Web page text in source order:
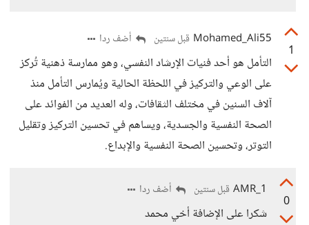
1
Mohamed_Ali55 قبل سنتين أضف ردا
التأمل هو أحد فنيات الإرشاد النفسي، وهو ممارسة ذهنية تُركز
على الوعي والتركيز في اللحظة الحالية ويُمارس التأمل منذ
آلاف السنين في مختلف الثقافات، وله العديد من الفوائد على
الصحة النفسية والجسدية، ويساهم في تحسين التركيز وتقليل
التوتر، وتحسين الصحة النفسية والإبداع.
0
AMR_1 قبل سنتين أضف ردا
شكرا على الإضافة أخي محمد